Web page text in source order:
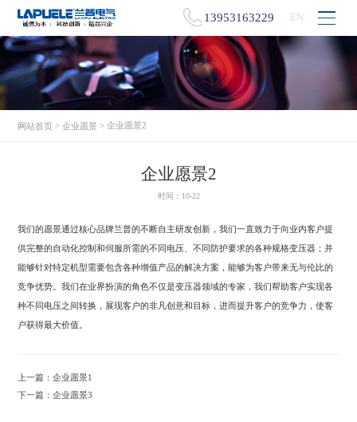
13953163229 EN
网站首页 >企业愿景 > 企业愿景2
企业愿景2
时间：10-22
我们的愿景通过核心品牌兰普的不断自主研发创新，我们一直致力于向业内客户提
供完整的自动化控制和伺服所需的不同电压、不同防护要求的各种规格变压器；并
能够针对特定机型需要包含各种增值产品的解决方案，能够为客户带来无与伦比的
竞争优势。我们在业界扮演的角色不仅是变压器领域的专家，我们帮助客户实现各
种不同电压之间转换，展现客户的非凡创意和目标，进而提升客户的竞争力，使客
户获得最大价值。
上一篇：企业愿景1
下一篇：企业愿景3